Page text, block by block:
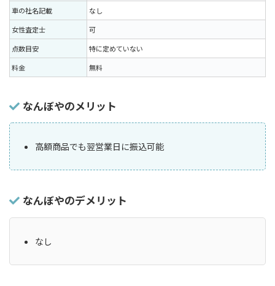
車の社名記載
なし
女性査定士
可
点数目安
特に定めていない
料金
無料
なんぼやのメリット
高額商品でも翌営業日に振込可能
なんぼやのデメリット
なし